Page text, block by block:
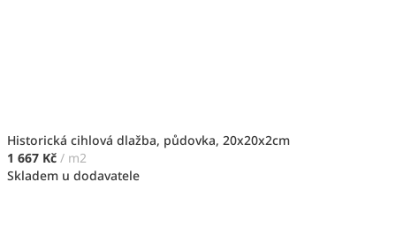
Historická cihlová dlažba, půdovka, 20x20x2cm
1 667 Kč / m2
Skladem u dodavatele